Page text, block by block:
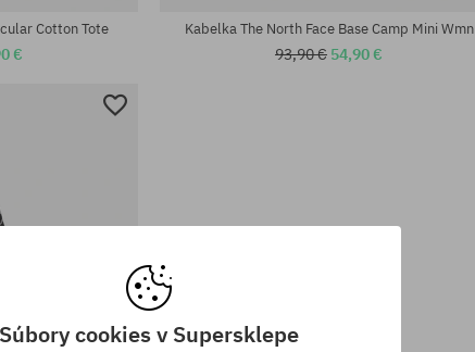
Cotton Tote
€
Kabelka The North Face Base Camp Mini Wmn
93,90 € 54,90 €
Súbory cookies v Supersklepe